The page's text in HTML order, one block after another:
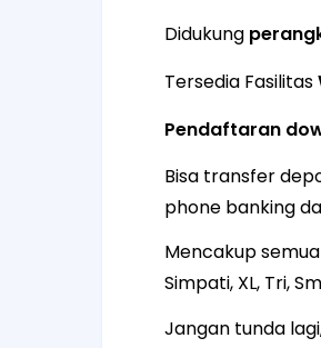
Didukung
Tersedia Fasilitas
Pendaftaran
Bisa transfer
phone banking
Mencakup semua
Simpati, XL, Tri,
Jangan tunda